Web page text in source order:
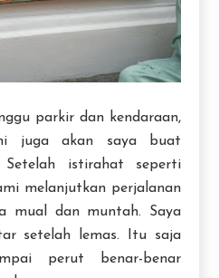
parkir dan kendaraan,
juga akan saya buat
Setelah istirahat seperti
melanjutkan perjalanan
mual dan muntah. Saya
setelah lemas. Itu saja
perut benar-benar